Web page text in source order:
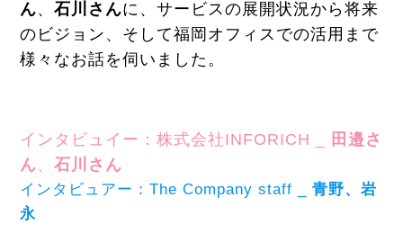
ん、石川さんに、サービスの展開状況から将来
のビジョン、そして福岡オフィスでの活用まで
様々なお話を伺いました。
インタビュイー：株式会社INFORICH _
田邉さ
ん、石川さん
インタビュアー：The Company staff _青野、岩
永